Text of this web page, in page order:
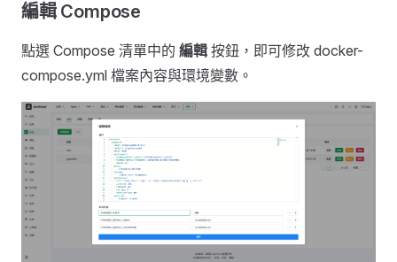
編輯 Compose
點選 Compose 清單中的 編輯 按鈕，即可修改 docker-
compose.yml 檔案內容與環境變數。